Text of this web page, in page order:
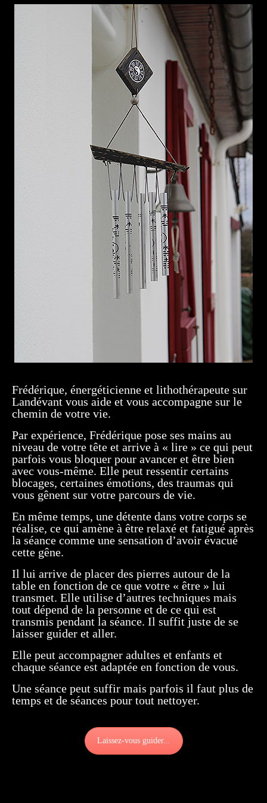
Soin du visage et KOBIDO
Optimiser la relaxation
Frédérique, énergéticienne et lithothérapeute sur
Landévant vous aide et vous accompagne sur le
chemin de votre vie.
Par expérience, Frédérique pose ses mains au
niveau de votre tête et arrive à « lire » ce qui peut
parfois vous bloquer pour avancer et être bien
avec vous-même. Elle peut ressentir certains
blocages, certaines émotions, des traumas qui
vous gênent sur votre parcours de vie.
En même temps, une détente dans votre corps se
réalise, ce qui amène à être relaxé et fatigué après
la séance comme une sensation d’avoir évacué
cette gêne.
Il lui arrive de placer des pierres autour de la
table en fonction de ce que votre « être » lui
transmet. Elle utilise d’autres techniques mais
tout dépend de la personne et de ce qui est
transmis pendant la séance. Il suffit juste de se
laisser guider et aller.
Elle peut accompagner adultes et enfants et
chaque séance est adaptée en fonction de vous.
Une séance peut suffir mais parfois il faut plus de
temps et de séances pour tout nettoyer.
Laissez-vous guider...